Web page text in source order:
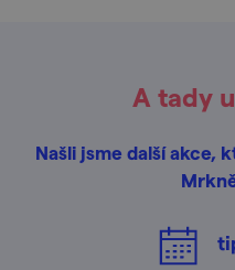
A tady
Našli jsme další akce,